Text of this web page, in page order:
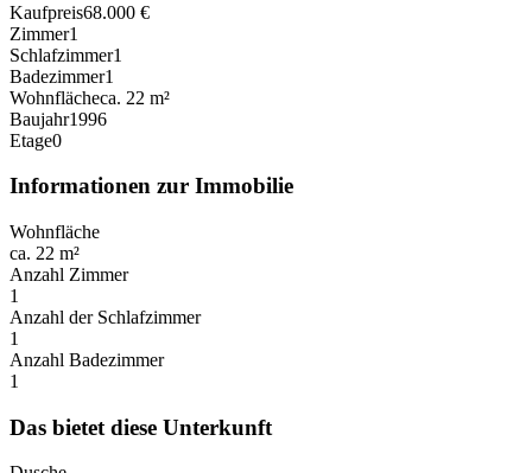
Kaufpreis68.000 €
Zimmer1
Schlafzimmer1
Badezimmer1
Wohnflächeca. 22 m²
Baujahr1996
Etage0
Informationen zur Immobilie
Wohnfläche
ca. 22 m²
Anzahl Zimmer
1
Anzahl der Schlafzimmer
1
Anzahl Badezimmer
1
Das bietet diese Unterkunft